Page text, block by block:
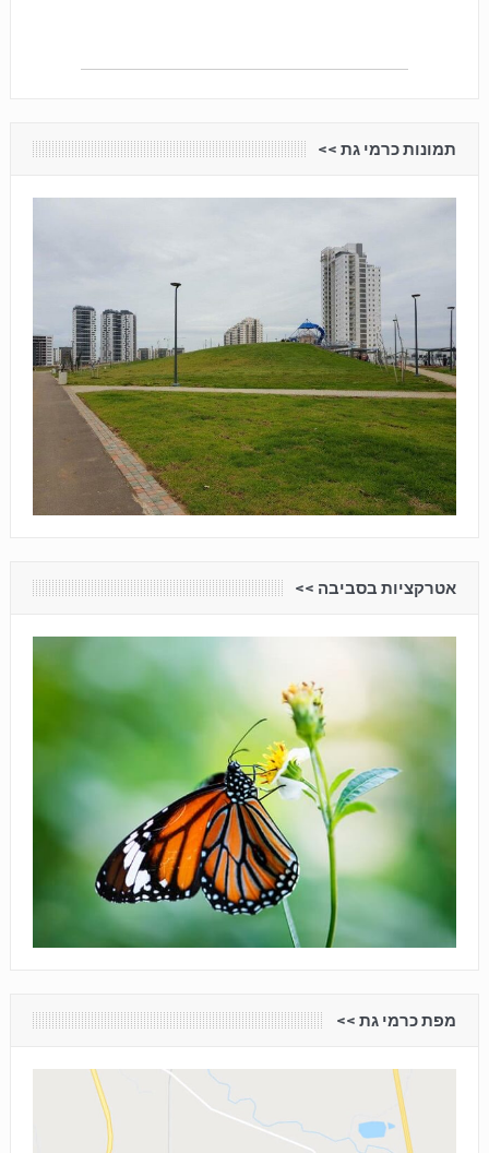
תמונות כרמי גת <<
אטרקציות בסביבה <<
מפת כרמי גת <<